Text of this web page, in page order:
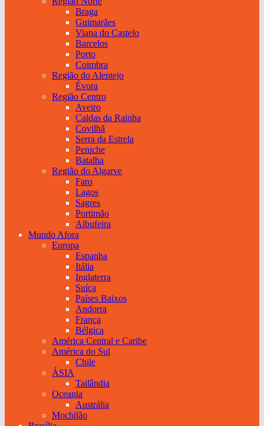
Braga
Guimarães
Viana do Castelo
Barcelos
Porto
Coimbra
Região do Alentejo
Évora
Região Centro
Aveiro
Caldas da Rainha
Covilhã
Serra da Estrela
Peniche
Batalha
Região do Algarve
Faro
Lagos
Sagres
Portimão
Albufeira
Mundo Afora
Europa
Espanha
Itália
Inglaterra
Suíça
Países Baixos
Andorra
França
Bélgica
América Central e Caribe
América do Sul
Chile
ÁSIA
Tailândia
Oceania
Austrália
Mochilão